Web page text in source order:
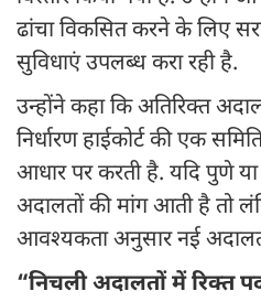
ढांचा विकसित करने के लिए
सुविधाएं उपलब्ध करा रही है.
उन्होंने कहा कि अतिरिक्त
निर्धारण हाईकोर्ट की एक
आधार पर करती है. यदि पुणे
अदालतों की मांग आती है तो
आवश्यकता अनुसार नई
“निचली अदालतों में रिक्त